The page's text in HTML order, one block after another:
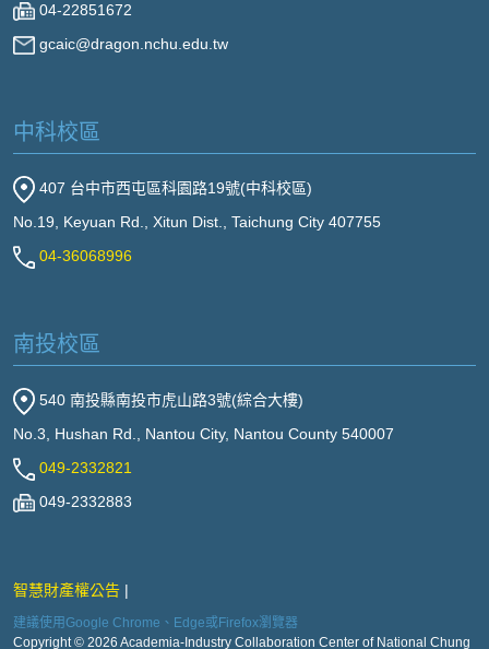
04-22851672
gcaic@dragon.nchu.edu.tw
中科校區
407 台中市西屯區科園路19號(中科校區)
No.19, Keyuan Rd., Xitun Dist., Taichung City 407755
04-36068996
南投校區
540 南投縣南投市虎山路3號(綜合大樓)
No.3, Hushan Rd., Nantou City, Nantou County 540007
049-2332821
049-2332883
智慧財產權公告
建議使用Google Chrome、Edge或Firefox瀏覽器
Copyright © 2026 Academia-Industry Collaboration Center of National Chung